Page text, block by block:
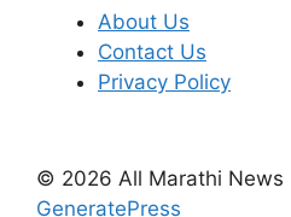
About Us
Contact Us
Privacy Policy
© 2026 All Marathi News
GeneratePress